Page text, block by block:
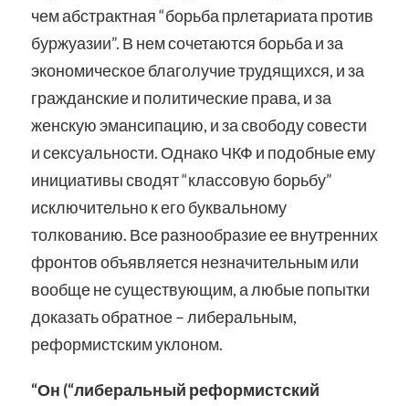
чем абстрактная “борьба прлетариата против
буржуазии”. В нем сочетаются борьба и за
экономическое благолучие трудящихся, и за
гражданские и политические права, и за
женскую эмансипацию, и за свободу совести
и сексуальности. Однако ЧКФ и подобные ему
инициативы сводят “классовую борьбу”
исключительно к его буквальному
толкованию. Все разнообразие ее внутренних
фронтов объявляется незначительным или
вообще не существующим, а любые попытки
доказать обратное – либеральным,
реформистским уклоном.
“Он (“либеральный реформистский